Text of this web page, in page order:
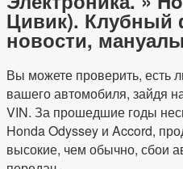
Цивик).
новости,
Вы можете проверить, есть
вашего автомобиля, зайдя
VIN. За прошедшие годы
Honda Odyssey и Accord,
высокие, чем обычно, сбои